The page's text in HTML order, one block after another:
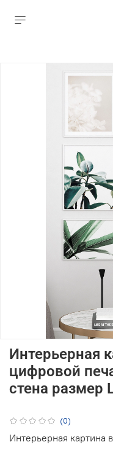
(0)
Интерьерная
цифровой
стена размер
Интерьерная картина